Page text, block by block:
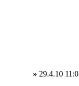
» 29.4.10